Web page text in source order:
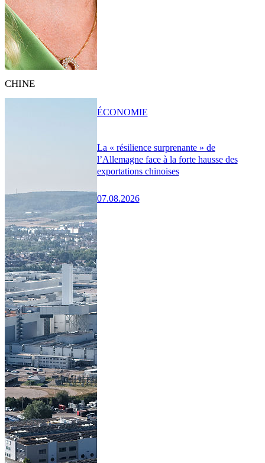
CHINE
La « résilience surprenante » de
l’Allemagne face à la forte hausse des
exportations chinoises
07.08.2026
ÉCONOMIE